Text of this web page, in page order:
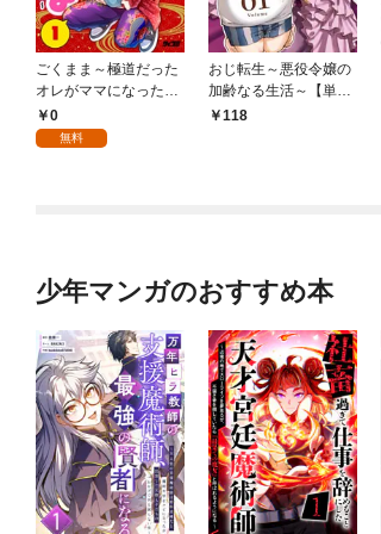
ごくまま～極道だった
オレがママになった話
～【単話】（１）
0
無料
おじ転生～悪役令嬢の
加齢なる生活～【単
話】（１）
118
少年マンガのおすすめ本